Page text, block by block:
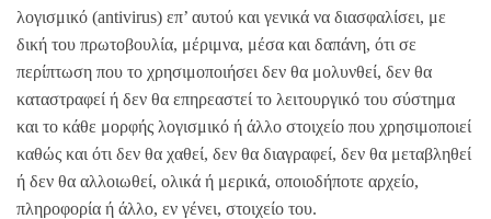
λογισμικό (antivirus) επ’ αυτού και γενικά να διασφαλίσει, με
δική του πρωτοβουλία, μέριμνα, μέσα και δαπάνη, ότι σε
περίπτωση που το χρησιμοποιήσει δεν θα μολυνθεί, δεν θα
καταστραφεί ή δεν θα επηρεαστεί το λειτουργικό του σύστημα
και το κάθε μορφής λογισμικό ή άλλο στοιχείο που χρησιμοποιεί
καθώς και ότι δεν θα χαθεί, δεν θα διαγραφεί, δεν θα μεταβληθεί
ή δεν θα αλλοιωθεί, ολικά ή μερικά, οποιοδήποτε αρχείο,
πληροφορία ή άλλο, εν γένει, στοιχείο του.